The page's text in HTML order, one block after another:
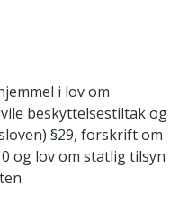
i lov om
beskyttelsestiltak og
§29, forskrift om
og lov om statlig tilsyn